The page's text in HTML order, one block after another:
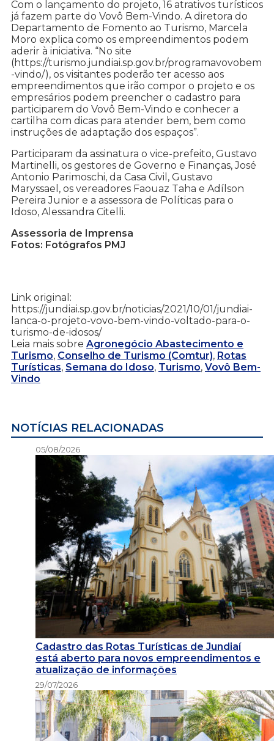
Com o lançamento do projeto, 16 atrativos turísticos
já fazem parte do Vovô Bem-Vindo. A diretora do
Departamento de Fomento ao Turismo, Marcela
Moro explica como os empreendimentos podem
aderir à iniciativa. “No site
(https://turismo.jundiai.sp.gov.br/programavovobem
-vindo/), os visitantes poderão ter acesso aos
empreendimentos que irão compor o projeto e os
empresários podem preencher o cadastro para
participarem do Vovô Bem-Vindo e conhecer a
cartilha com dicas para atender bem, bem como
instruções de adaptação dos espaços”.
Participaram da assinatura o vice-prefeito, Gustavo
Martinelli, os gestores de Governo e Finanças, José
Antonio Parimoschi, da Casa Civil, Gustavo
Maryssael, os vereadores Faouaz Taha e Adílson
Pereira Junior e a assessora de Políticas para o
Idoso, Alessandra Citelli.
Assessoria de Imprensa
Fotos: Fotógrafos PMJ
Link original:
https://jundiai.sp.gov.br/noticias/2021/10/01/jundiai-
lanca-o-projeto-vovo-bem-vindo-voltado-para-o-
turismo-de-idosos/
Leia mais sobre Agronegócio Abastecimento e
Turismo, Conselho de Turismo (Comtur), Rotas
Turísticas, Semana do Idoso, Turismo, Vovô Bem-
Vindo
NOTÍCIAS RELACIONADAS
05/08/2026
Cadastro das Rotas Turísticas de Jundiaí
está aberto para novos empreendimentos e
atualização de informações
29/07/2026